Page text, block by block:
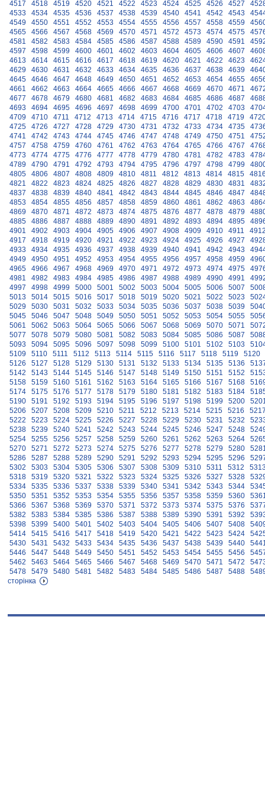
4517 4518 4519 4520 4521 4522 4523 4524 4525 4526 4527
4533
4534 4535 4536 4537 4538 4539 4540 4541 4542 4543
4549
4550 4551 4552 4553 4554 4555 4556 4557 4558 4559
4565
4566 4567 4568 4569 4570 4571 4572 4573 4574 4575
4581
4582 4583 4584 4585 4586 4587 4588 4589 4590 4591
4597
4598 4599 4600 4601 4602 4603 4604 4605 4606 4607
4613
4614 4615 4616 4617 4618 4619 4620 4621 4622 4623
4629
4630 4631 4632 4633 4634 4635 4636 4637 4638 4639
4645
4646 4647 4648 4649 4650 4651 4652 4653 4654 4655
4661
4662 4663 4664 4665 4666 4667 4668 4669 4670 4671
4677
4678 4679 4680 4681 4682 4683 4684 4685 4686 4687
4693
4694 4695 4696 4697 4698 4699 4700 4701 4702 4703
4709
4710 4711 4712 4713 4714 4715 4716 4717 4718 4719
4725
4726 4727 4728 4729 4730 4731 4732 4733 4734 4735
4741
4742 4743 4744 4745 4746 4747 4748 4749 4750 4751
4757
4758 4759 4760 4761 4762 4763 4764 4765 4766 4767
4773
4774 4775 4776 4777 4778 4779 4780 4781 4782 4783
4789
4790 4791 4792 4793 4794 4795 4796 4797 4798 4799
4805
4806 4807 4808 4809 4810 4811 4812 4813 4814 4815
4821
4822 4823 4824 4825 4826 4827 4828 4829 4830 4831
4837
4838 4839 4840 4841 4842 4843 4844 4845 4846 4847
4853
4854 4855 4856 4857 4858 4859 4860 4861 4862 4863
4869
4870 4871 4872 4873 4874 4875 4876 4877 4878 4879
4885
4886 4887 4888 4889 4890 4891 4892 4893 4894 4895
4901
4902 4903 4904 4905 4906 4907 4908 4909 4910 4911
4917
4918 4919 4920 4921 4922 4923 4924 4925 4926 4927
4933
4934 4935 4936 4937 4938 4939 4940 4941 4942 4943
4949
4950 4951 4952 4953 4954 4955 4956 4957 4958 4959
4965
4966 4967 4968 4969 4970 4971 4972 4973 4974 4975
4981
4982 4983 4984 4985 4986 4987 4988 4989 4990 4991
4997
4998 4999 5000 5001 5002 5003 5004 5005 5006 5007
5013
5014 5015 5016 5017 5018 5019 5020 5021 5022 5023
5029
5030 5031 5032 5033 5034 5035 5036 5037 5038 5039
5045
5046 5047 5048 5049 5050 5051 5052 5053 5054 5055
5061
5062 5063 5064 5065 5066 5067 5068 5069 5070 5071
5077
5078 5079 5080 5081 5082 5083 5084 5085 5086 5087
5093
5094 5095 5096 5097 5098 5099 5100 5101 5102 5103
5109
5110 5111 5112 5113 5114 5115 5116 5117 5118 5119
5120
5126
5127 5128 5129 5130 5131 5132 5133 5134 5135 5136
5142
5143 5144 5145 5146 5147 5148 5149 5150 5151 5152
5158
5159 5160 5161 5162 5163 5164 5165 5166 5167 5168
5174
5175 5176 5177 5178 5179 5180 5181 5182 5183 5184
5190
5191 5192 5193 5194 5195 5196 5197 5198 5199 5200
5206
5207 5208 5209 5210 5211 5212 5213 5214 5215 5216
5222
5223 5224 5225 5226 5227 5228 5229 5230 5231 5232
5238
5239 5240 5241 5242 5243 5244 5245 5246 5247 5248
5254
5255 5256 5257 5258 5259 5260 5261 5262 5263 5264
5270
5271 5272 5273 5274 5275 5276 5277 5278 5279 5280
5286
5287 5288 5289 5290 5291 5292 5293 5294 5295 5296
5302
5303 5304 5305 5306 5307 5308 5309 5310 5311 5312
5318
5319 5320 5321 5322 5323 5324 5325 5326 5327 5328
5334
5335 5336 5337 5338 5339 5340 5341 5342 5343 5344
5350
5351 5352 5353 5354 5355 5356 5357 5358 5359 5360
5366
5367 5368 5369 5370 5371 5372 5373 5374 5375 5376
5382
5383 5384 5385 5386 5387 5388 5389 5390 5391 5392
5398
5399 5400 5401 5402 5403 5404 5405 5406 5407 5408
5414
5415 5416 5417 5418 5419 5420 5421 5422 5423 5424
5430
5431 5432 5433 5434 5435 5436 5437 5438 5439 5440
5446
5447 5448 5449 5450 5451 5452 5453 5454 5455 5456
5462
5463 5464 5465 5466 5467 5468 5469 5470 5471 5472
5478
5479 5480 5481 5482 5483 5484 5485 5486 5487 5488
сторінка